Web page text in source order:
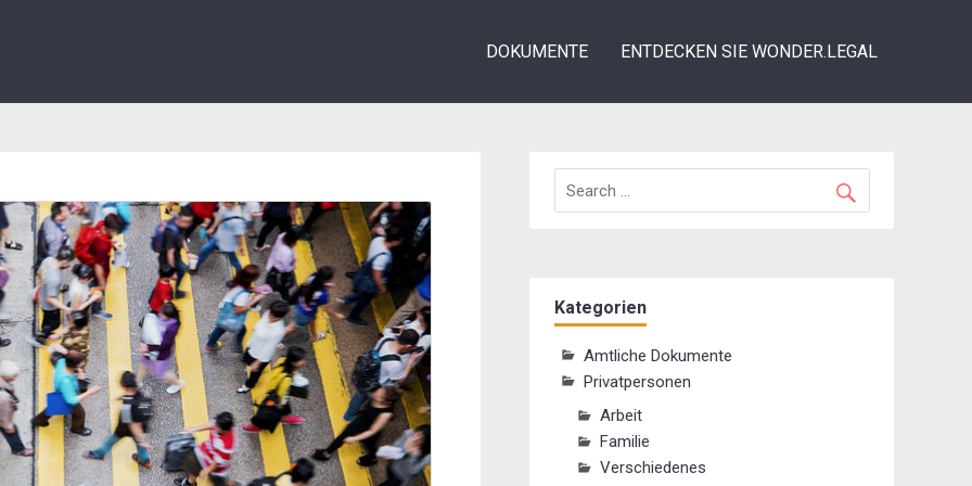
DOKUMENTE ENTDECKEN SIE WONDER.LEGAL
Kategorien
Amtliche Dokumente
Privatpersonen
Arbeit
Familie
Verschiedenes